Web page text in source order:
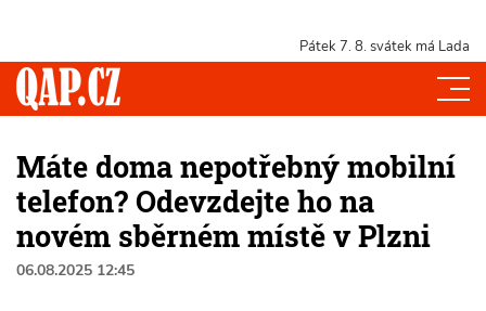
Pátek 7. 8. svátek má Lada
Máte doma nepotřebný mobilní
telefon? Odevzdejte ho na
novém sběrném místě v Plzni
06.08.2025 12:45